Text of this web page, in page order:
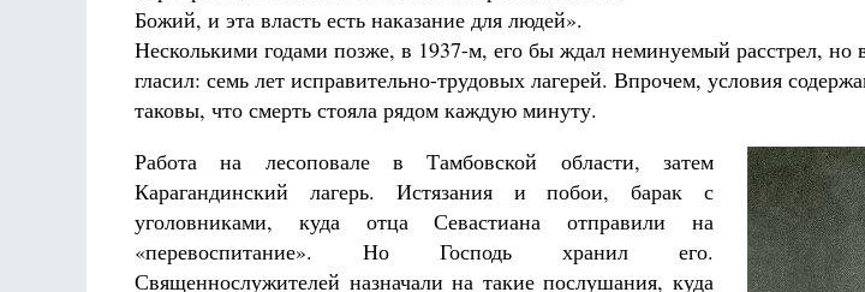
Божий, и эта власть есть наказание для людей».
Несколькими годами позже, в 1937-м, его бы ждал неминуемый расстрел, но
гласил: семь лет исправительно-трудовых лагерей. Впрочем, условия
таковы, что смерть стояла рядом каждую минуту.
Работа на лесоповале в Тамбовской области, затем
Карагандинский лагерь. Истязания и побои, барак с
уголовниками, куда отца Севастиана отправили на
«перевоспитание». Но Господь хранил его.
Священнослужителей назначали на такие послушания, куда